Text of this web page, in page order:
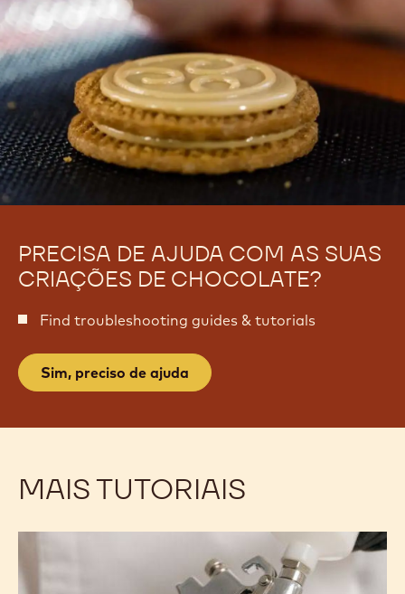
PRECISA DE AJUDA COM AS SUAS
CRIAÇÕES DE CHOCOLATE?
Find troubleshooting guides & tutorials
Sim, preciso de ajuda
MAIS TUTORIAIS
&
Aerografia
&
Aerografia